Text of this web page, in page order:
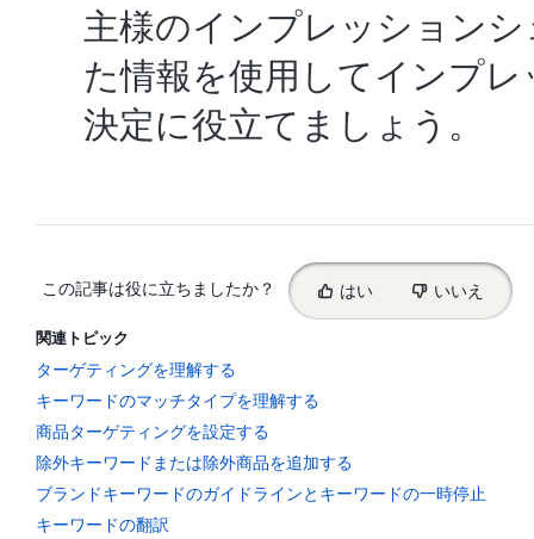
主様のインプレッション
た情報を使用してインプ
決定に役立てましょう。
この記事は役に立ちましたか？
Select
feedback
はい いいえ
関連トピック
ターゲティングを理解する
キーワードのマッチタイプを理解する
商品ターゲティングを設定する
除外キーワードまたは除外商品を追加する
ブランドキーワードのガイドラインとキーワードの一時停止
キーワードの翻訳